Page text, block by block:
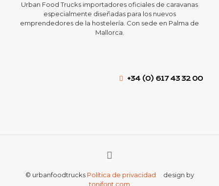
Urban Food Trucks importadores oficiales de caravanas
especialmente diseñadas para los nuevos
emprendedores de la hostelería. Con sede en Palma de
Mallorca.
+34 (0) 617 43 32 00
© urbanfoodtrucks Política de privacidad design by
tonifont.com